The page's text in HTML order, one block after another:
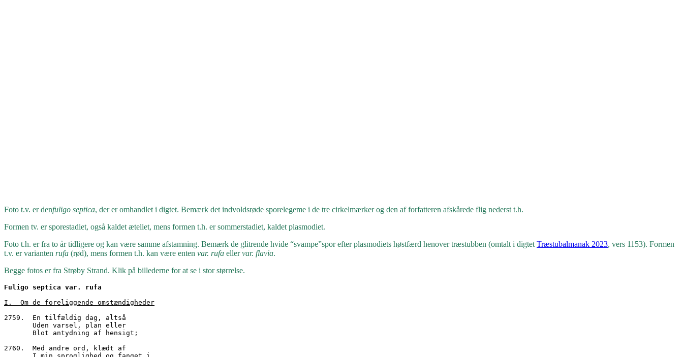
Foto t.v. er denfuligo septica, der er omhandlet i digtet. Bemærk det indvoldsrøde sporelegeme i de tre cirkelmærker og den af forfatteren afskårede flig nederst t.h.
Formen tv. er sporestadiet, også kaldet æteliet, mens formen t.h. er sommerstadiet, kaldet plasmodiet.
Foto t.h. er fra to år tidligere og kan være samme afstamning. Bemærk de glitrende hvide “svampe”spor efter plasmodiets høstfærd henover træstubben (omtalt i digtet Træstubalmanak 2023, vers 1153). Formen
t.v. er varianten rufa (rød), mens formen t.h. kan være enten var. rufa ellervar. flavia.
Begge fotos er fra Strøby Strand. Klik på billederne for at se i stor størrelse.
Fuligo septica var. rufa
I.  Om de foreliggende omstændigheder
2759.  En tilfældig dag, altså
       Uden varsel, plan eller
       Blot antydning af hensigt;
2760.  Med andre ord, klædt af